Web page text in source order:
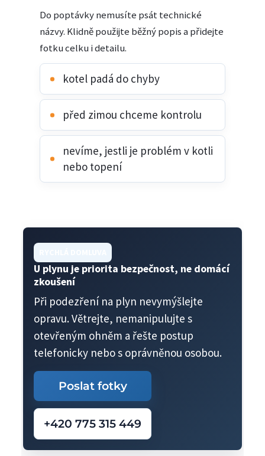
Do poptávky nemusíte psát technické
názvy. Klidně použijte běžný popis a přidejte
fotku celku i detailu.
kotel padá do chyby
před zimou chceme kontrolu
nevíme, jestli je problém v kotli
nebo topení
U plynu je priorita bezpečnost, ne domácí
zkoušení
Při podezření na plyn nevymýšlejte
opravu. Větrejte, nemanipulujte s
otevřeným ohněm a řešte postup
telefonicky nebo s oprávněnou osobou.
Poslat fotky
+420 775 315 449